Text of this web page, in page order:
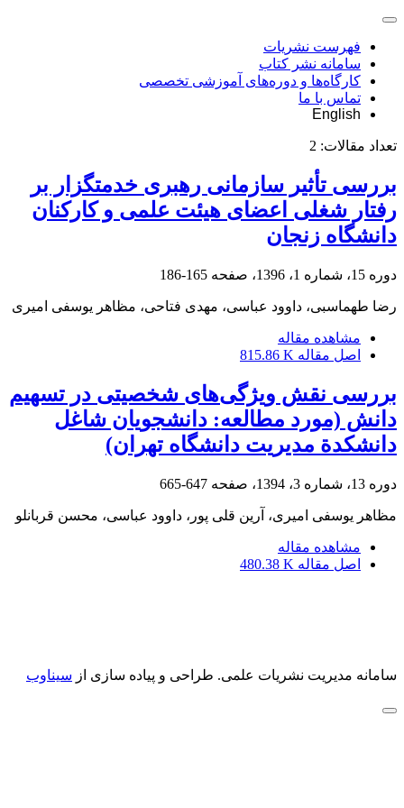
فهرست نشریات
سامانه نشر کتاب
کارگاه‌ها و دوره‌های آموزشی تخصصی
تماس با ما
English
تعداد مقالات: 2
بررسی تأثیر سازمانی رهبری خدمتگزار بر
رفتار شغلی اعضای هیئت علمی و کارکنان
دانشگاه زنجان
دوره 15، شماره 1، 1396، صفحه 165-186
رضا طهماسبی، داوود عباسی، مهدی فتاحی، مظاهر یوسفی امیری
مشاهده مقاله
اصل مقاله 815.86 K
بررسی نقش ویژگی‌های شخصیتی در تسهیم
دانش (مورد مطالعه: دانشجویان شاغل
دانشکدة مدیریت دانشگاه تهران)
دوره 13، شماره 3، 1394، صفحه 647-665
مظاهر یوسفی امیری، آرین قلی پور، داوود عباسی، محسن قربانلو
مشاهده مقاله
اصل مقاله 480.38 K
سامانه مدیریت نشریات علمی. طراحی و پیاده سازی از سیناوب